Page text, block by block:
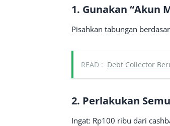
1. Gunakan “Akun
Pisahkan tabungan
READ : Debt Collector
2. Perlakukan
Ingat: Rp100 ribu dari